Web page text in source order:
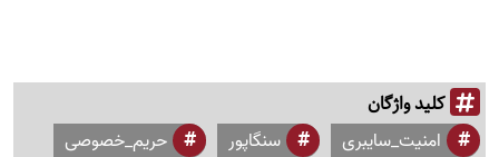
کلید واژگان
امنیت_سایبری سنگاپور
حریم_خصوصی